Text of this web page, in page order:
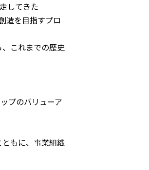
してきた
造を目指すプロ
これまでの歴史
プのバリューア
もに、事業組織